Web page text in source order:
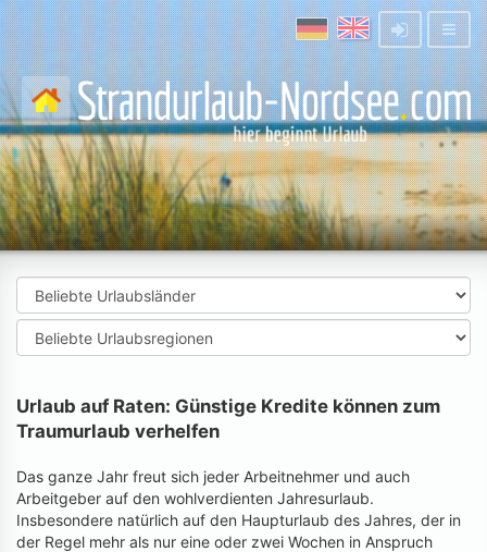
Urlaub auf Raten: Günstige Kredite können zum
Traumurlaub verhelfen
Das ganze Jahr freut sich jeder Arbeitnehmer und auch
Arbeitgeber auf den wohlverdienten Jahresurlaub.
Insbesondere natürlich auf den Haupturlaub des Jahres, der in
der Regel mehr als nur eine oder zwei Wochen in Anspruch